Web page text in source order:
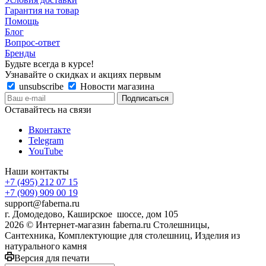
Гарантия на товар
Помощь
Блог
Вопрос-ответ
Бренды
Будьте всегда в курсе!
Узнавайте о скидках и акциях первым
unsubscribe
Новости магазина
Оставайтесь на связи
Вконтакте
Telegram
YouTube
Наши контакты
+7 (495) 212 07 15
+7 (909) 909 00 19
support@faberna.ru
г. Домодедово, Каширское шоссе, дом 105
2026 © Интернет-магазин faberna.ru Столешницы,
Сантехника, Комплектующие для столешниц, Изделия из
натурального камня
Версия для печати